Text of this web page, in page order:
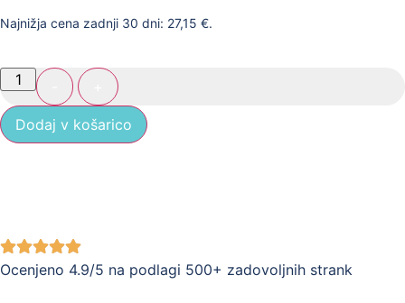
Najnižja cena zadnji 30 dni: 27,15 €.
Dodaj v košarico
Ocenjeno 4.9/5 na podlagi 500+ zadovoljnih strank